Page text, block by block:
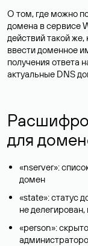
О том, где можно
домена в сервисе
действий такой
ввести доменное
получения ответа
актуальные DNS
для
«nserver»:
домен
«state»: статус
не
«person»: